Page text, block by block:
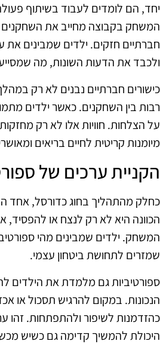
יחד, הם לומדים לעבוד בשיתוף
המשחק בקבוצה מחייב את השחקנים
חברתיים חזקים. ילדים שמבינים את
ולכבד את הדעות השונות, מה
כישורים חברתיים נבנים לא רק
רבות בין השחקנים. כאשר ילדים
על הצלחות. חוויות אלו לא רק
מיומנות קריטית לחיים בריאים
הקניית ערכים של
כחלק מהתהליך בחוג כדורסל, אחד
הכוונה היא לא רק לנצח או
המשחק. ילדים שמבינים מהי
שמזרים לתחושת ביטחון עצמי.
ספורטיביות גם מלמדת את הילדים
הנכונות. במקום להרגיש תסכול או
כהזדמנות לשיפור ולהתפתחות.
היכולת להמשיך קדימה גם כשיש